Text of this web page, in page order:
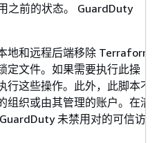
之前的状态。 GuardDuty
地和远程后端移除 Terraform
定文件。如果需要执行此操
行这些操作。此外，此脚本不
组织或由其管理的账户。在清
未禁用对的可信访